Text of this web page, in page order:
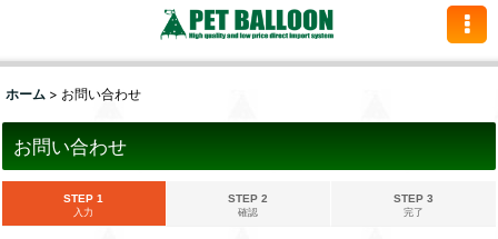
ホーム > お問い合わせ
お問い合わせ
STEP 1
入力
STEP 2
確認
STEP 3
完了